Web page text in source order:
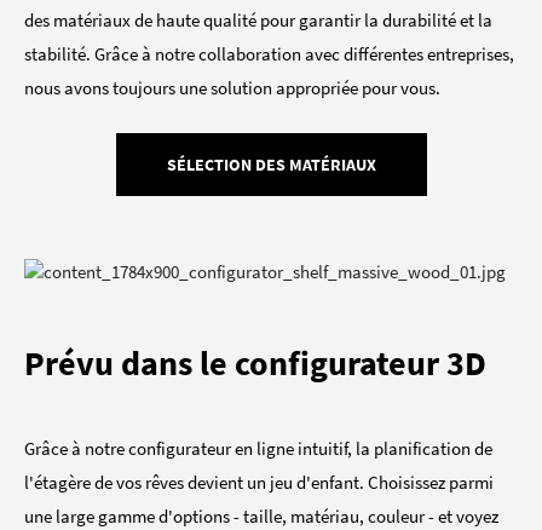
des matériaux de haute qualité pour garantir la durabilité et la
stabilité. Grâce à notre collaboration avec différentes entreprises,
nous avons toujours une solution appropriée pour vous.
SÉLECTION DES MATÉRIAUX
Prévu dans le configurateur 3D
Grâce à notre configurateur en ligne intuitif, la planification de
l'étagère de vos rêves devient un jeu d'enfant. Choisissez parmi
une large gamme d'options - taille, matériau, couleur - et voyez